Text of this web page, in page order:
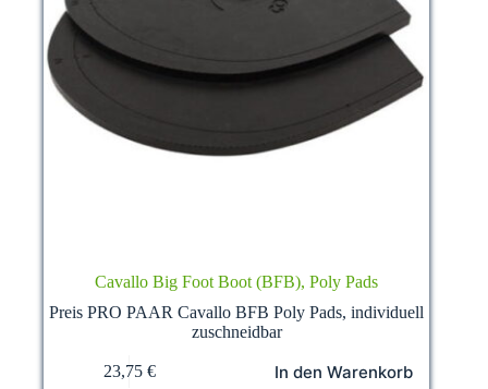
Cavallo Big Foot Boot (BFB), Poly Pads
Preis PRO PAAR Cavallo BFB Poly Pads, individuell
zuschneidbar
23,75 € In den Warenkorb